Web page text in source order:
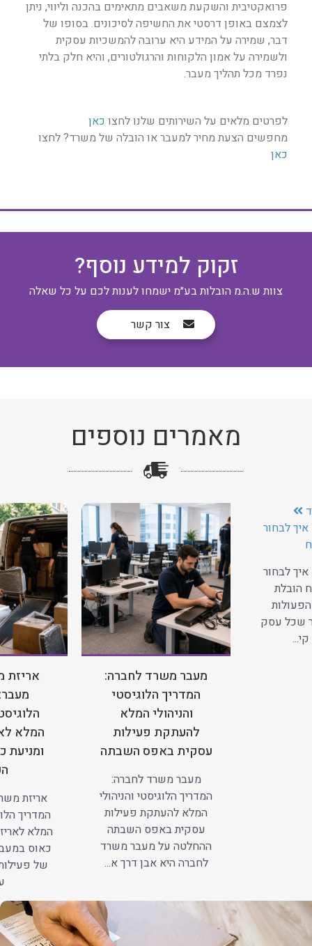
פרואקטיבית והשקעת משאבים מתאימים בהכנה וליווי, ניתן
לצמצם באופן דרסטי את החשיפה לסיכונים. בסופו של
דבר, שמירה על המידע היא ערובה להמשכיות עסקית
ולשמירה על אמון הלקוחות והרגולטורים, והיא חלק בלתי
נפרד מכל תהליך מעבר.
לפרטים מלאים על השירותים שלנו לחצו כאן
מחפשים הצעת מחיר למעבר או הובלה של משרד? לחצו
כאן
זקוק למידע נוסף?
צוות ש.ה.מ הובלות בע״מ ישמחו לענות לכם על כל שאלה
צור קשר
מאמרים נוספים
לבחור
לבחור
הובלת
שכל עסק
מעבר משרד לחברה:
המדריך הלוגיסטי
והניהולי המלא
להעתקת פעילות
עסקית באפס השבתה
מעבר משרד לחברה:
המדריך הלוגיסטי והניהולי
המלא להעתקת פעילות
עסקית באפס השבתה
ההחלטה על מעבר משרד
לחברה היא אבן דרך א...
אריזת
המלא
ומניעת
אריזת
המדריך
המלא
כאוס
של